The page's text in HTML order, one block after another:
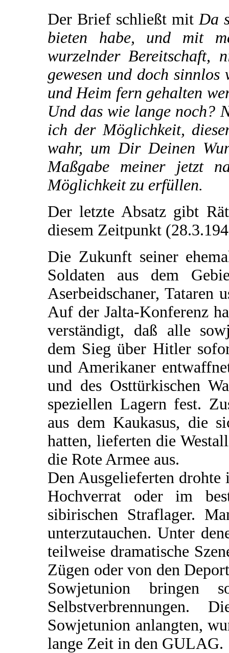
Der Brief schließt mit Da
bieten habe, und mit
wurzelnder Bereitschaft,
gewesen und doch
und Heim fern gehalten
Und das wie lange noch?
ich der Möglichkeit,
wahr, um Dir Deinen
Maßgabe meiner jetzt
Möglichkeit zu erfüllen.
Der letzte Absatz gibt
diesem Zeitpunkt
Die Zukunft seiner
Soldaten aus dem
Aserbeidschaner, Tataren
Auf der Jalta-Konferenz
verständigt, daß alle
dem Sieg über Hitler
und Amerikaner
und des Osttürkischen
speziellen Lagern fest.
aus dem Kaukasus, die
hatten, lieferten die
die Rote Armee aus.
Den Ausgelieferten
Hochverrat oder im
sibirischen Straflager.
unterzutauchen. Unter
teilweise dramatische
Zügen oder von den
Sowjetunion bringen
Sowjetunion anlangten,
lange Zeit in den GULAG.